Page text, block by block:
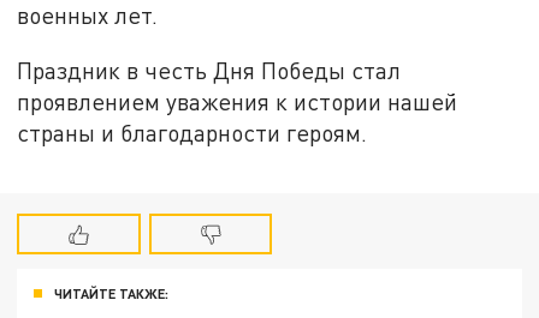
военных лет.
Праздник в честь Дня Победы стал
проявлением уважения к истории нашей
страны и благодарности героям.
ЧИТАЙТЕ ТАКЖЕ: